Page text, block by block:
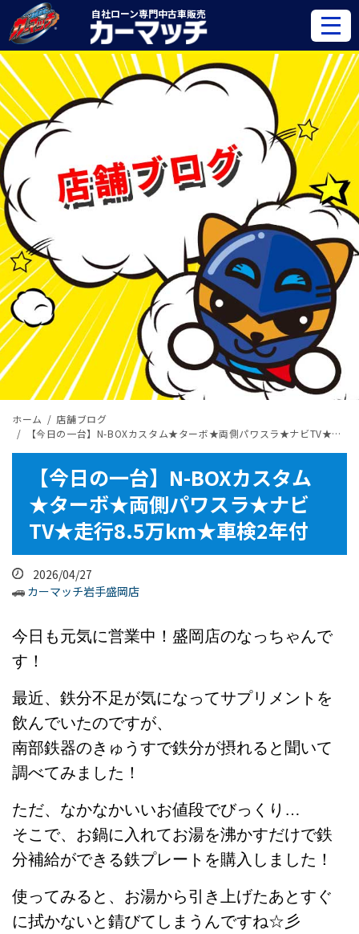
自社ローン専門中古車販売
ホーム
店舗ブログ
【今日の一台】N-BOXカスタム★ターボ★両側パワスラ★ナビTV★走行8.5万km★車検2年付
【今日の一台】N-BOXカスタム
★ターボ★両側パワスラ★ナビ
TV★走行8.5万km★車検2年付
2026/04/27
カーマッチ岩手盛岡店
今日も元気に営業中！盛岡店のなっちゃんで
す！
最近、鉄分不足が気になってサプリメントを
飲んでいたのですが、
南部鉄器のきゅうすで鉄分が摂れると聞いて
調べてみました！
ただ、なかなかいいお値段でびっくり…
そこで、お鍋に入れてお湯を沸かすだけで鉄
分補給ができる鉄プレートを購入しました！
使ってみると、お湯から引き上げたあとすぐ
に拭かないと錆びてしまうんですね☆彡